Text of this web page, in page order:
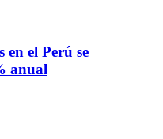
en el Perú se
anual